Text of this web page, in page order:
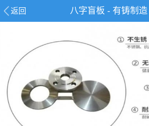
返回 八字盲板 - 有铸制造